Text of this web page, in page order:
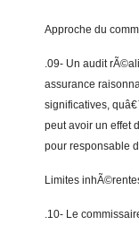
Approche du
.09- Un audit
assurance
significatives,
peut avoir un effet
pour responsable
Limites
.10- Le